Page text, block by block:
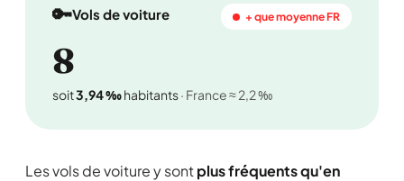
🔑Vols de voiture + que moyenne FR
8
soit3,94 ‰habitants· France ≈ 2,2 ‰
Les vols de voiture y sontplus fréquents qu'en